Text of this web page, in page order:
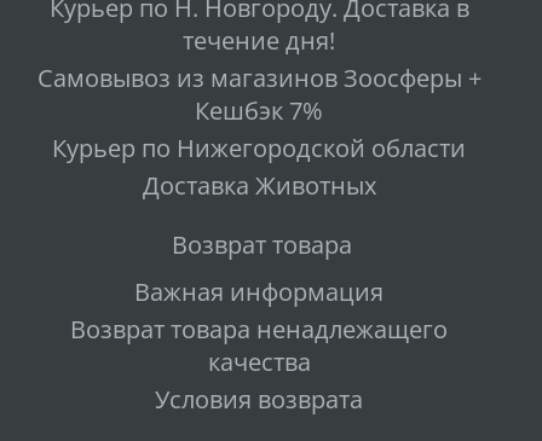
Курьер по Н. Новгороду. Доставка в
течение дня!
Самовывоз из магазинов Зоосферы +
Кешбэк 7%
Курьер по Нижегородской области
Доставка Животных
Возврат товара
Важная информация
Возврат товара ненадлежащего
качества
Условия возврата